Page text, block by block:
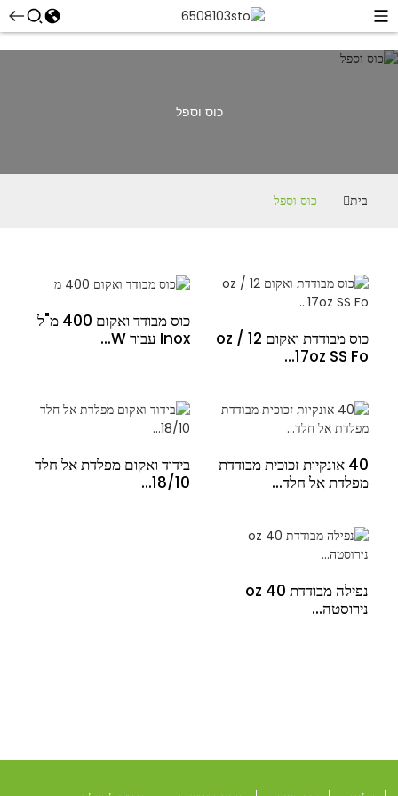
כוס וספל
בית כוס וספל
כוס מבודדת ואקום 12 oz /
17oz SS Fo...
כוס מבודד ואקום 400 מ"ל
Inox עבור W...
40 אונקיות זכוכית מבודדת
מפלדת אל חלד...
בידוד ואקום מפלדת אל חלד
18/10...
נפילה מבודדת 40 oz
נירוסטה...